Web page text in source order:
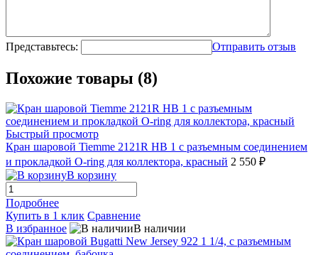
Представьтесь: Отправить отзыв
Похожие товары (8)
Быстрый просмотр
Кран шаровой Tiemme 2121R НВ 1 с разъемным соединением
и прокладкой О-ring для коллектора, красный 2 550 ₽
В корзину
Подробнее
Купить в 1 клик Сравнение
В избранное
В наличии